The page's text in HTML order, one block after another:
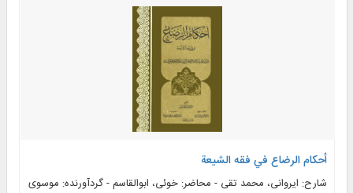
أحکام الرضاع في فقه الشیعة
شارح: ایروانی، محمد تقی - محاضر: خوئی، ابوالقاسم - گردآورنده: موسوی